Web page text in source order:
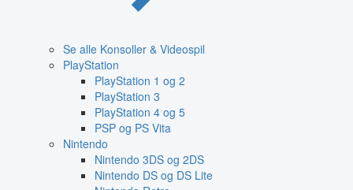
Se alle Konsoller & Videospil
PlayStation
PlayStation 1 og 2
PlayStation 3
PlayStation 4 og 5
PSP og PS Vita
Nintendo
Nintendo 3DS og 2DS
Nintendo DS og DS Lite